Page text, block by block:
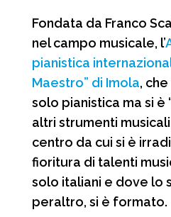
Fondata da Franco
nel campo musicale, l’
pianistica
Maestro” di Imola,
solo pianistica ma si è
altri strumenti
centro da cui si è
fioritura di talenti
solo italiani e dove lo
peraltro, si è formato.